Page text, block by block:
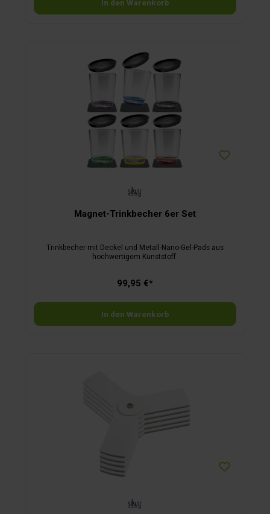
eine Akkulaufzeit von bis zu 99 Stunden sowie einen
schwenkbaren Leuchtenkopf mit 180°-Bewegungsspielraum.
zwischen 7 und 99 StundenLeuchtenkopf um bis zu 180
Grad drehbarNano-Gel-Platzset für flexible Tischplatzierung –
rückstandslos ablösbar und wiederverwendbar3M-Metall-Pad
enthaltengeeignet als Tisch- oder Wandleuchte (je nach
Montagezubehör)spritzwassergeschützt für den Einsatz im
Innen- und AußenbereichHinweis: Für die Tischverwendung
ist ausschließlich das Platzset vorgesehen. Die
nicht vorgesehen.
In den Warenkorb
Magnet-Trinkbecher 6er Set
Trinkbecher mit Deckel und Metall-Nano-Gel-Pads aus
hochwertigem Kunststoff.
99,95 €*
In den Warenkorb